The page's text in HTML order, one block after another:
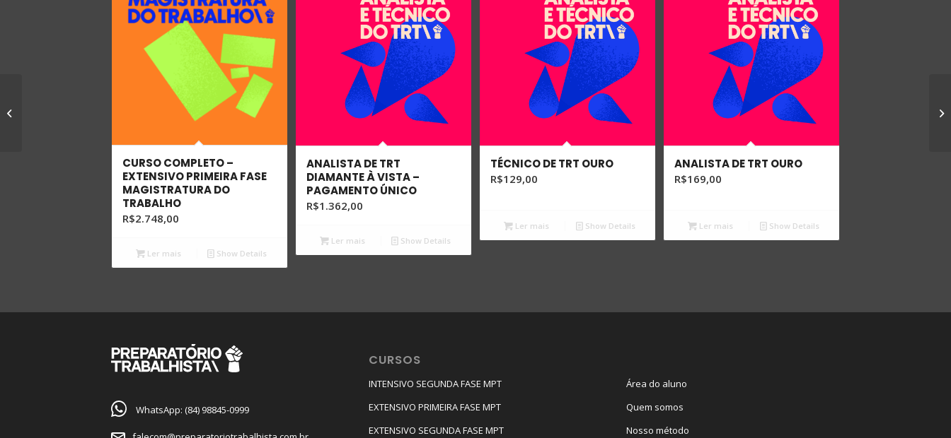
CURSO COMPLETO –
EXTENSIVO PRIMEIRA FASE
MAGISTRATURA DO
TRABALHO
R$2.748,00
Ler mais Show Details
ANALISTA DE TRT
DIAMANTE À VISTA –
PAGAMENTO ÚNICO
R$1.362,00
Ler mais Show Details
TÉCNICO DE TRT OURO
R$129,00
Ler mais Show Details
ANALISTA DE TRT OURO
R$169,00
Ler mais Show Details
WhatsApp: (84) 98845-0999
CURSOS
INTENSIVO SEGUNDA FASE MPT
EXTENSIVO PRIMEIRA FASE MPT
EXTENSIVO SEGUNDA FASE MPT
Área do aluno
Quem somos
Nosso método